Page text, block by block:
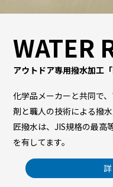
WATER
アウトドア専用撥水加工「
化学品メーカーと共同で
剤と職人の技術による撥
匠撥水は、JIS規格の最高
を有してます。